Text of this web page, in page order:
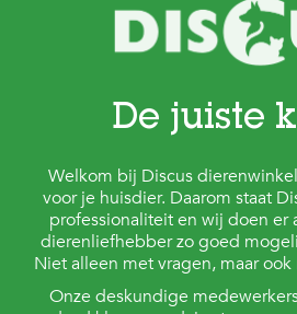
De juiste
Welkom bij Discus
voor je huisdier. Daarom staat
professionaliteit en wij doen er
dierenliefhebber zo goed
Niet alleen met vragen, maar
Onze deskundige